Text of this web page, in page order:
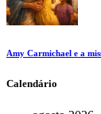
Amy Carmichael e a
Calendário